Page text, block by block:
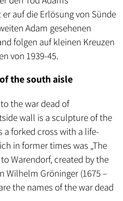
auf die Erlösung von Sünde
Adam gesehenen
folgen auf kleinen Kreuzen
von 1939-45.
the south aisle
the war dead of
wall is a sculpture of the
a forked cross with a life-
in former times was „The
Warendorf, created by the
Wilhelm Gröninger (1675 –
the names of the war dead